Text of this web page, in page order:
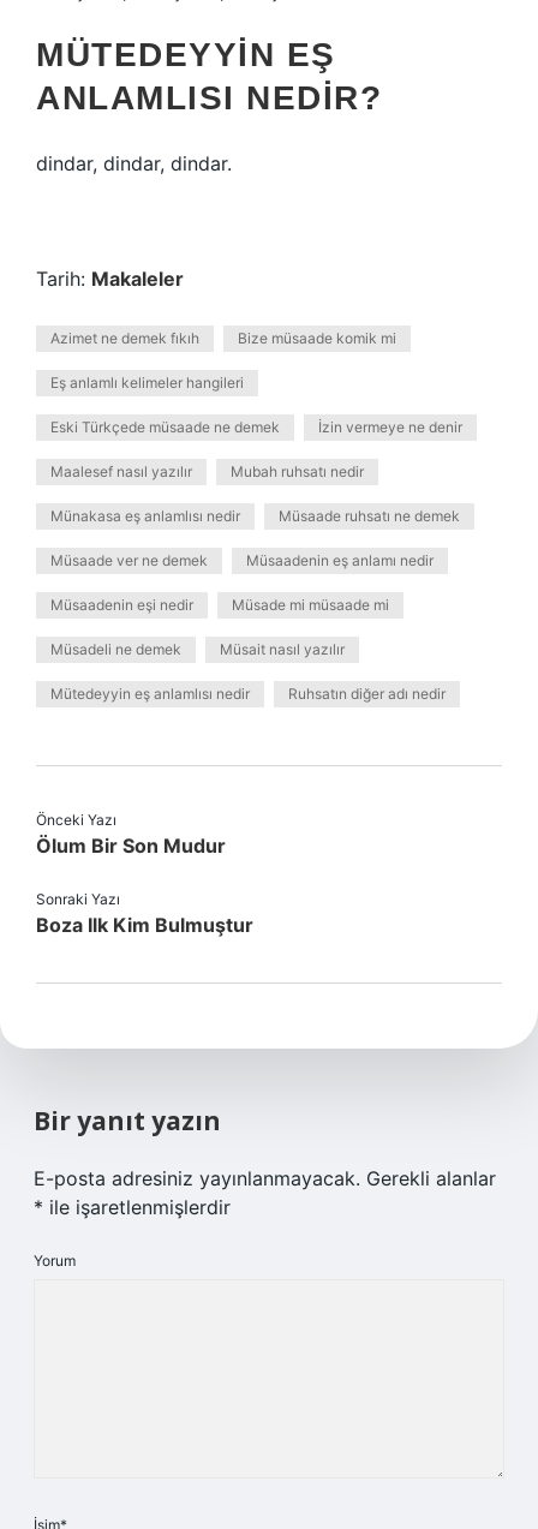
MÜTEDEYYIN EŞ
ANLAMLISI NEDIR?
dindar, dindar, dindar.
Tarih: Makaleler
Azimet ne demek fıkıh Bize müsaade komik mi
Eş anlamlı kelimeler hangileri
Eski Türkçede müsaade ne demek İzin vermeye ne denir
Maalesef nasıl yazılır Mubah ruhsatı nedir
Münakasa eş anlamlısı nedir Müsaade ruhsatı ne demek
Müsaade ver ne demek Müsaadenin eş anlamı nedir
Müsaadenin eşi nedir Müsade mi müsaade mi
Müsadeli ne demek Müsait nasıl yazılır
Mütedeyyin eş anlamlısı nedir Ruhsatın diğer adı nedir
Önceki Yazı
Ölum Bir Son Mudur
Sonraki Yazı
Boza Ilk Kim Bulmuştur
Bir yanıt yazın
E-posta adresiniz yayınlanmayacak. Gerekli alanlar
* ile işaretlenmişlerdir
Yorum
İsim*